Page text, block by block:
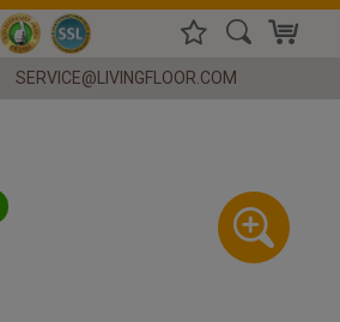
SERVICE@LIVINGFLOOR.COM